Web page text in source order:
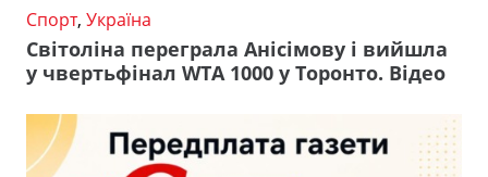
Спорт, Україна
Світоліна переграла Анісімову і вийшла
у чвертьфінал WTA 1000 у Торонто. Відео